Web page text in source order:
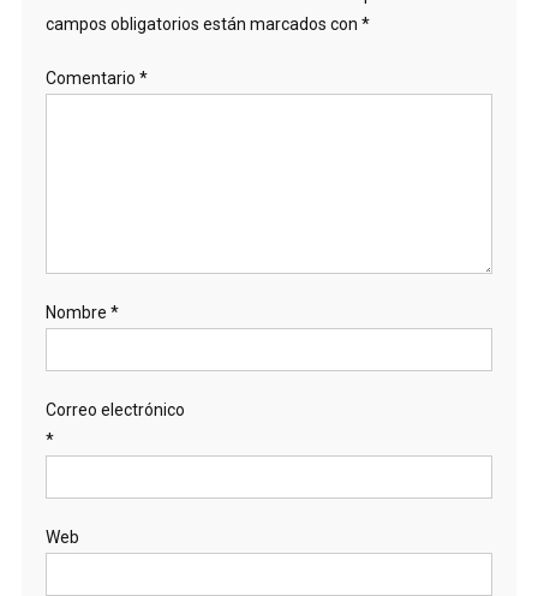
campos obligatorios están marcados con *
Comentario *
Nombre *
Correo electrónico
*
Web